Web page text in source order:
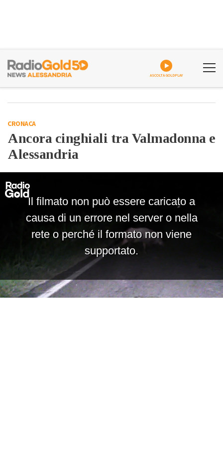
ASCOLTA GOLDPLAY
CRONACA
Ancora cinghiali tra Valmadonna e
Alessandria